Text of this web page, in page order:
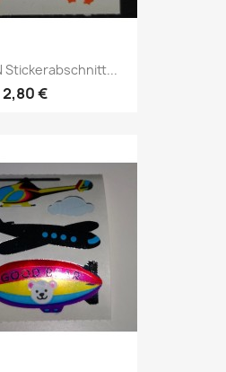
Stickerabschnitt...
2,80 €